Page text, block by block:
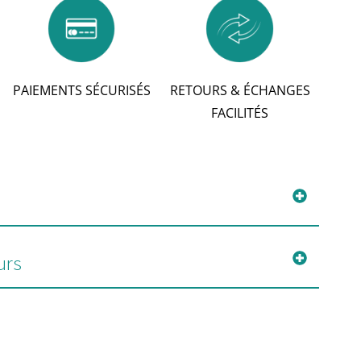
PAIEMENTS SÉCURISÉS
RETOURS & ÉCHANGES
FACILITÉS